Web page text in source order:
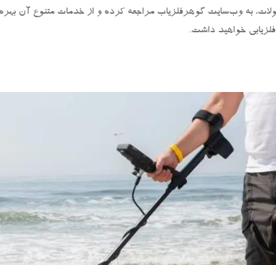
به وب‌سایت گوهرفلزیاب مراجعه کرده و از خدمات متنوع آن
خواهید داشت.